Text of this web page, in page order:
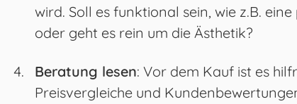
wird. Soll es funktional sein, wie z.B.
oder geht es rein um die Ästhetik?
Beratung lesen: Vor dem Kauf ist es
Preisvergleiche und